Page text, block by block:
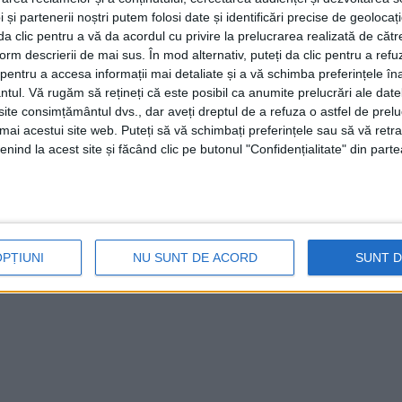
și partenerii noștri putem folosi date și identificări precise de
clic pentru a vă da acordul cu privire la prelucrarea realizată de
descrierii de mai sus. În mod alternativ, puteți da clic pentru a
a accesa informații mai detaliate și a vă schimba preferințele
Vă rugăm să rețineți că este posibil ca anumite prelucrări ale
consimțământul dvs., dar aveți dreptul de a refuza o astfel de
acestui site web. Puteți să vă schimbați preferințele sau să vă
la acest site și făcând clic pe butonul "Confidențialitate" din
NU SUNT DE ACORD SUNT
promite un program
și Promovare a Culturii Tradiționale din Caraș-
Internațional Hercules în perioada 1-7 iulie.
proaspăt inaugurat în Băile Herculane, aduce un
prelungindu-se cu încă două zile!